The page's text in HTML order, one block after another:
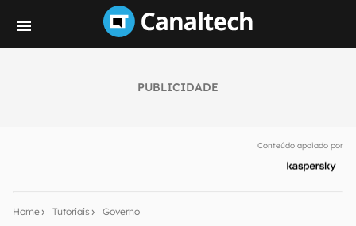
PUBLICIDADE
Conteúdo apoiado por
Home Tutoriais Governo
notícias e reviews sobre tecnologia em primeira